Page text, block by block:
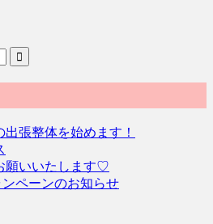
張整体を始めます！
願いいたします♡
ンペーンのお知らせ